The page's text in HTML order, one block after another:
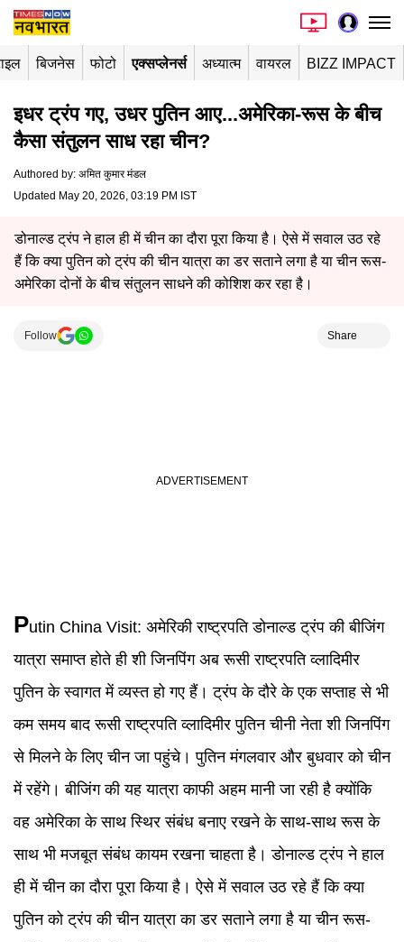
बिजनेस फोटो एक्सप्लेनर्स अध्यात्म वायरल BIZZ IMPACT
इधर ट्रंप गए, उधर पुतिन आए...अमेरिका-रूस के बीच
कैसा संतुलन साध रहा चीन?
Authored by: अमित कुमार मंडल
Updated May 20, 2026, 03:19 PM IST
डोनाल्ड ट्रंप ने हाल ही में चीन का दौरा पूरा किया है। ऐसे में सवाल उठ रहे
हैं कि क्या पुतिन को ट्रंप की चीन यात्रा का डर सताने लगा है या चीन रूस-
अमेरिका दोनों के बीच संतुलन साधने की कोशिश कर रहा है।
Follow Share
Putin China Visit: अमेरिकी राष्ट्रपति डोनाल्ड ट्रंप की बीजिंग
यात्रा समाप्त होते ही शी जिनपिंग अब रूसी राष्ट्रपति व्लादिमीर
पुतिन के स्वागत में व्यस्त हो गए हैं। ट्रंप के दौरे के एक सप्ताह से भी
कम समय बाद रूसी राष्ट्रपति व्लादिमीर पुतिन चीनी नेता शी जिनपिंग
से मिलने के लिए चीन जा पहुंचे। पुतिन मंगलवार और बुधवार को चीन
में रहेंगे। बीजिंग की यह यात्रा काफी अहम मानी जा रही है क्योंकि
वह अमेरिका के साथ स्थिर संबंध बनाए रखने के साथ-साथ रूस के
साथ भी मजबूत संबंध कायम रखना चाहता है। डोनाल्ड ट्रंप ने हाल
ही में चीन का दौरा पूरा किया है। ऐसे में सवाल उठ रहे हैं कि क्या
पुतिन को ट्रंप की चीन यात्रा का डर सताने लगा है या चीन रूस-